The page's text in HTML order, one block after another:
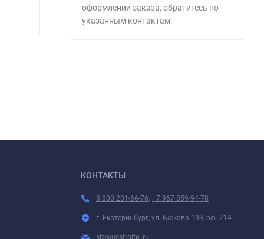
оформлении заказа, обратитесь по
указанным контактам.
КОНТАКТЫ
8 800 201-66-76; +7 967 859-94-78
г. Екатеринбург, ул. Бажова 193, оф. 214
siz@ucstroitel.ru